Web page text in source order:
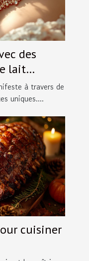
des
lait
à travers de
uniques....
cuisiner